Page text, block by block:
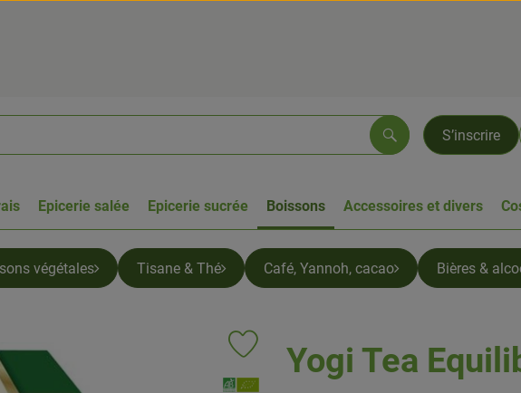
S’inscrire
Rechercher
Epicerie salée Epicerie sucrée Boissons Accessoires et divers
végétales Tisane & Thé Café, Yannoh, cacao Bières &
Yogi Tea
Ajouter le produit aux favoris
, Association: